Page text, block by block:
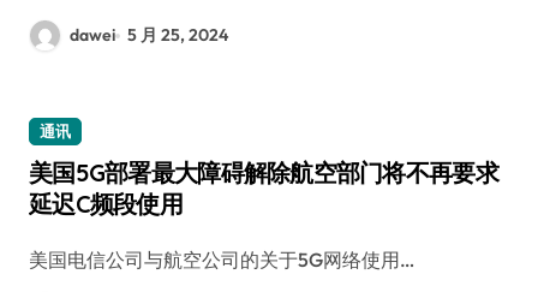
dawei 5 月 25, 2024
通讯
美国5G部署最大障碍解除航空部门将不再要求
延迟C频段使用
美国电信公司与航空公司的关于5G网络使用…